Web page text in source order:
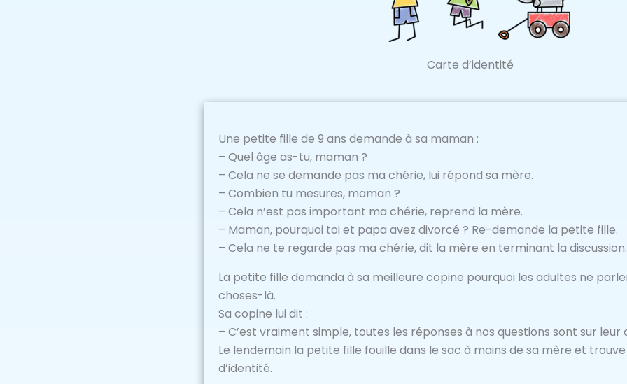
Carte d’identité
Une petite fille de 9 ans demande à sa maman :
– Quel âge as-tu, maman ?
– Cela ne se demande pas ma chérie, lui répond sa mère.
– Combien tu mesures, maman ?
– Cela n’est pas important ma chérie, reprend la mère.
– Maman, pourquoi toi et papa avez divorcé ? Re-demande la petite fille.
– Cela ne te regarde pas ma chérie, dit la mère en terminant la discussion.
La petite fille demanda à sa meilleure copine pourquoi les adultes ne
choses-là.
Sa copine lui dit :
– C’est vraiment simple, toutes les réponses à nos questions sont sur leur
Le lendemain la petite fille fouille dans le sac à mains de sa mère et
d’identité.